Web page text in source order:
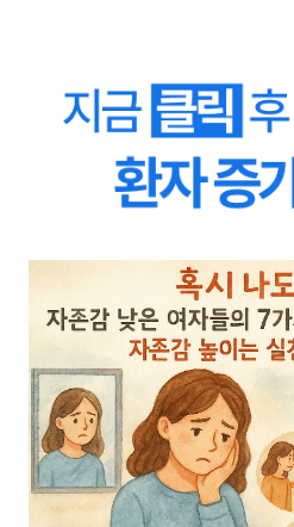
상, 자존감 회복)